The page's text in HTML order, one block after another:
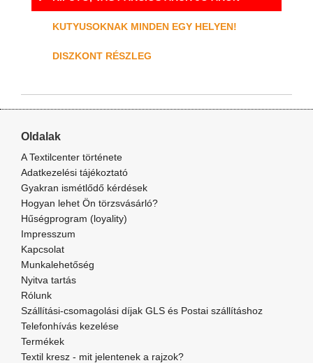
KUTYUSOKNAK MINDEN EGY HELYEN!
DISZKONT RÉSZLEG
Oldalak
A Textilcenter története
Adatkezelési tájékoztató
Gyakran ismétlődő kérdések
Hogyan lehet Ön törzsvásárló?
Hűségprogram (loyality)
Impresszum
Kapcsolat
Munkalehetőség
Nyitva tartás
Rólunk
Szállítási-csomagolási díjak GLS és Postai szállításhoz
Telefonhívás kezelése
Termékek
Textil kresz - mit jelentenek a rajzok?